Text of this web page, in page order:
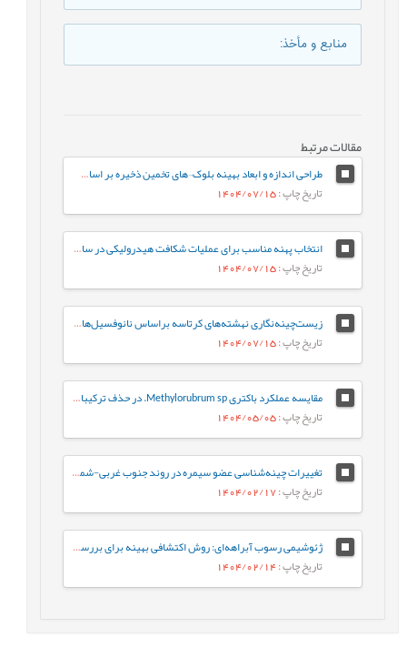
منابع و مأخذ:
مقالات مرتبط
طراحی اندازه و ابعاد بهینه بلوک¬های تخمین ذخیره بر اساس معیارهای مختلف (مورد مطالعه: کانسار طلای زرزیمای موچش)
تاریخ چاپ: 1404/07/15
انتخاب پهنه مناسب برای عملیات شکافت هیدرولیکی در سازندهای ایلام و سروک در یکی از چاه-های نفتی میادین جنوب غربی ایران
تاریخ چاپ: 1404/07/15
زیست‌چینه‌نگاری نهشته‌های کرتاسه براساس نانوفسیل‌های آهکی در برش کوهبنان (شمال غرب کرمان، حوضه رسوبی ایران مرکزی)
تاریخ چاپ: 1404/07/15
مقایسه عملکرد باکتری Methylorubrum sp. در حذف ترکیبات نفت خام به‌صورت آزاد و تثبیت‌شده: رویکردی بر پایه فعالیت آنزیم‌های کلیدی
تاریخ چاپ: 1404/05/05
تغییرات چینه‌شناسی عضو سیمره در روند جنوب غربی-شمال شرقی زیرزون ساختاری لرستان، حوضه زاگرس
تاریخ چاپ: 1404/02/17
ژئوشیمی رسوب آبراهه‌ای: روش اکتشافی بهینه برای بررسی کانه‌زایی مس در گستره چاه رستم، جنوب بیرجند
تاریخ چاپ: 1404/02/14